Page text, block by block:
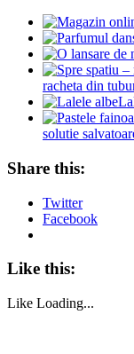
racheta din
solutie
Share this:
Twitter
Facebook
Like this:
Like Loading...